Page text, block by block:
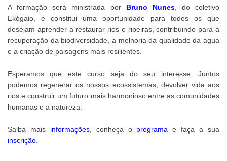
A formação será ministrada por Bruno Nunes, do coletivo
Ekógaio, e constitui uma oportunidade para todos os que
desejam aprender a restaurar rios e ribeiras, contribuindo para a
recuperação da biodiversidade, a melhoria da qualidade da água
e a criação de paisagens mais resilientes.
Esperamos que este curso seja do seu interesse. Juntos
podemos regenerar os nossos ecossistemas, devolver vida aos
rios e construir um futuro mais harmonioso entre as comunidades
humanas e a natureza.
Saiba mais informações, conheça o programa e faça a sua
inscrição